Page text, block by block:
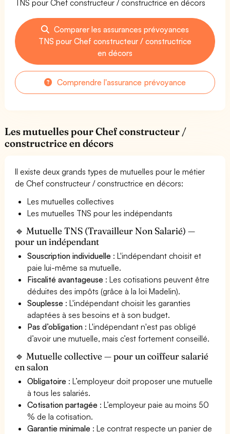
TNS pour Chef constructeur / constructrice en décors
Comparer les assurances prévoyances
TNS pour Chef constructeur / constructrice
en décors
Comprendre l'assurance prévoyance
Les mutuelles pour Chef constructeur /
constructrice en décors
Il existe deux grands types de mutuelles pour le métier
de Chef constructeur / constructrice en décors:
Les mutuelles collectives
Les mutuelles TNS pour les indépendants
🔹 Mutuelle TNS (Travailleur Non Salarié) —
pour un indépendant
Souscription individuelle : L'indépendant choisit et
paie lui-même sa mutuelle.
Fiscalité avantageuse : Les cotisations peuvent être
déduites des impôts (grâce à la loi Madelin).
Souplesse : L'indépendant choisit les garanties
adaptées à ses besoins et à son budget.
Pas d’obligation : L'indépendant n'est pas obligé
d’avoir une mutuelle, mais c’est fortement conseillé.
🔹 Mutuelle collective — pour un coiffeur salarié
en salon
Obligatoire : L’employeur doit proposer une mutuelle
à tous les salariés.
Cotisation partagée : L’employeur paie au moins 50
% de la cotisation.
Garantie minimale : Le contrat respecte un panier de